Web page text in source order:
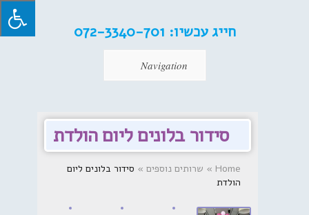
חייג עכשיו:
Navigation
סידור בלונים ליום הולדת
Home
» שרותים נוספים » סידור בלונים ליום
הולדת